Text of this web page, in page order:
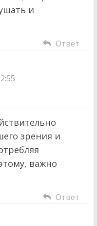
и
Ответ
зрения и
важно
Ответ